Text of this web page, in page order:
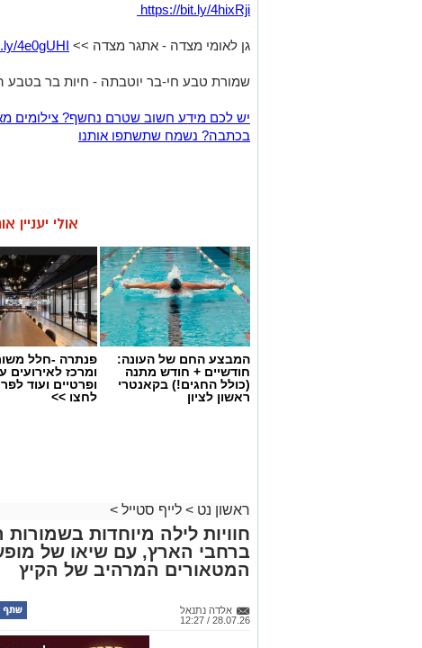
https://bit.ly/4hixRji
גן לאומי מצדה - אתגר מצדה >> 4e0gUHI
שמורת טבע חי-בר יוטבתה - חיות בר בטבע
יש לכם מידע חשוב שטרם נחשף? צילומים
בכתבה? נשמח שתשתפו אותנו
אולי יעניין
המבצע החם של העונה:
חודשיים + חודש מתנה
(כולל החגים!) בקאנטרי
ראשון לציון
פנתרה -חלל
ומרכז לאירועים
ופרטיים ועוד
לחצו >>
ראשון נט > לייף סטייל >
חוויות לילה מיוחדות
ברחבי הארץ, עם שיאו של
המטאורים המרהיב של הקיץ
אלדה נתנאל
28.07.26 / 12:27